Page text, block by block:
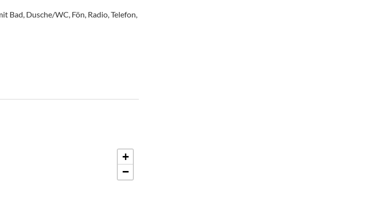
Dusche/WC, Fön, Radio, Telefon,
+
−